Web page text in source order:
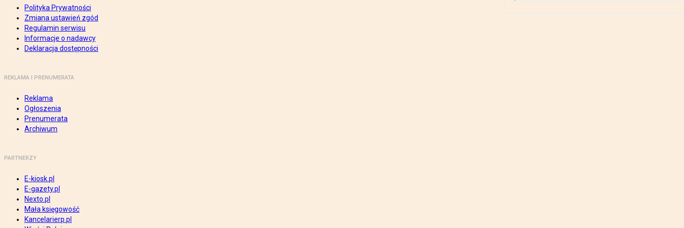
Polityka Prywatności
Zmiana ustawień zgód
Regulamin serwisu
Informacje o nadawcy
Deklaracja dostępności
REKLAMA I PRENUMERATA
Reklama
Ogłoszenia
Prenumerata
Archiwum
PARTNERZY
E-kiosk.pl
E-gazety.pl
Nexto.pl
Mała księgowość
Kancelarierp.pl